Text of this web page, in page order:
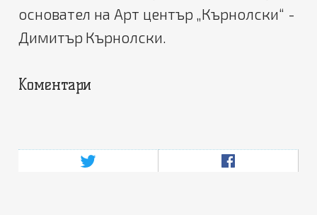
основател на Арт център „Кърнолски“ -
Димитър Кърнолски.
Коментари